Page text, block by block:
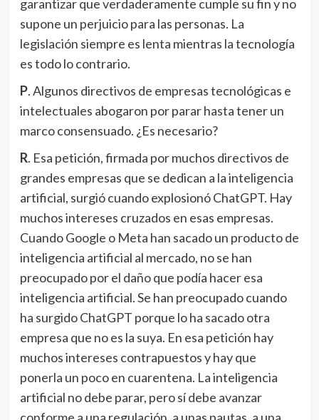
garantizar que verdaderamente cumple su fin y no
supone un perjuicio para las personas. La
legislación siempre es lenta mientras la tecnología
es todo lo contrario.
P. Algunos directivos de empresas tecnológicas e
intelectuales abogaron por parar hasta tener un
marco consensuado. ¿Es necesario?
R. Esa petición, firmada por muchos directivos de
grandes empresas que se dedican a la inteligencia
artificial, surgió cuando explosionó ChatGPT. Hay
muchos intereses cruzados en esas empresas.
Cuando Google o Meta han sacado un producto de
inteligencia artificial al mercado, no se han
preocupado por el daño que podía hacer esa
inteligencia artificial. Se han preocupado cuando
ha surgido ChatGPT porque lo ha sacado otra
empresa que no es la suya. En esa petición hay
muchos intereses contrapuestos y hay que
ponerla un poco en cuarentena. La inteligencia
artificial no debe parar, pero sí debe avanzar
conforme a una regulación, a unas pautas, a una